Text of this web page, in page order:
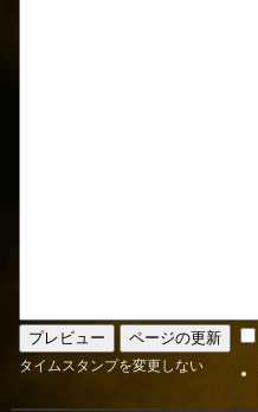
タイムスタンプを変更しない